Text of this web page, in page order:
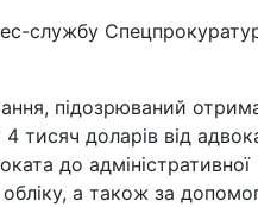
службу
підозрюваний
тисяч доларів від
до адміністративної
а також за